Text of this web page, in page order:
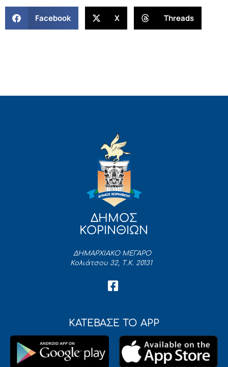
Facebook X Threads
ΔΗΜΟΣ
ΚΟΡΙΝΘΙΩΝ
ΔΗΜΑΡΧΙΑΚΟ ΜΕΓΑΡΟ
Κολιάτσου 32, Τ.Κ. 20131
ΚΑΤΕΒΑΣΕ ΤΟ APP